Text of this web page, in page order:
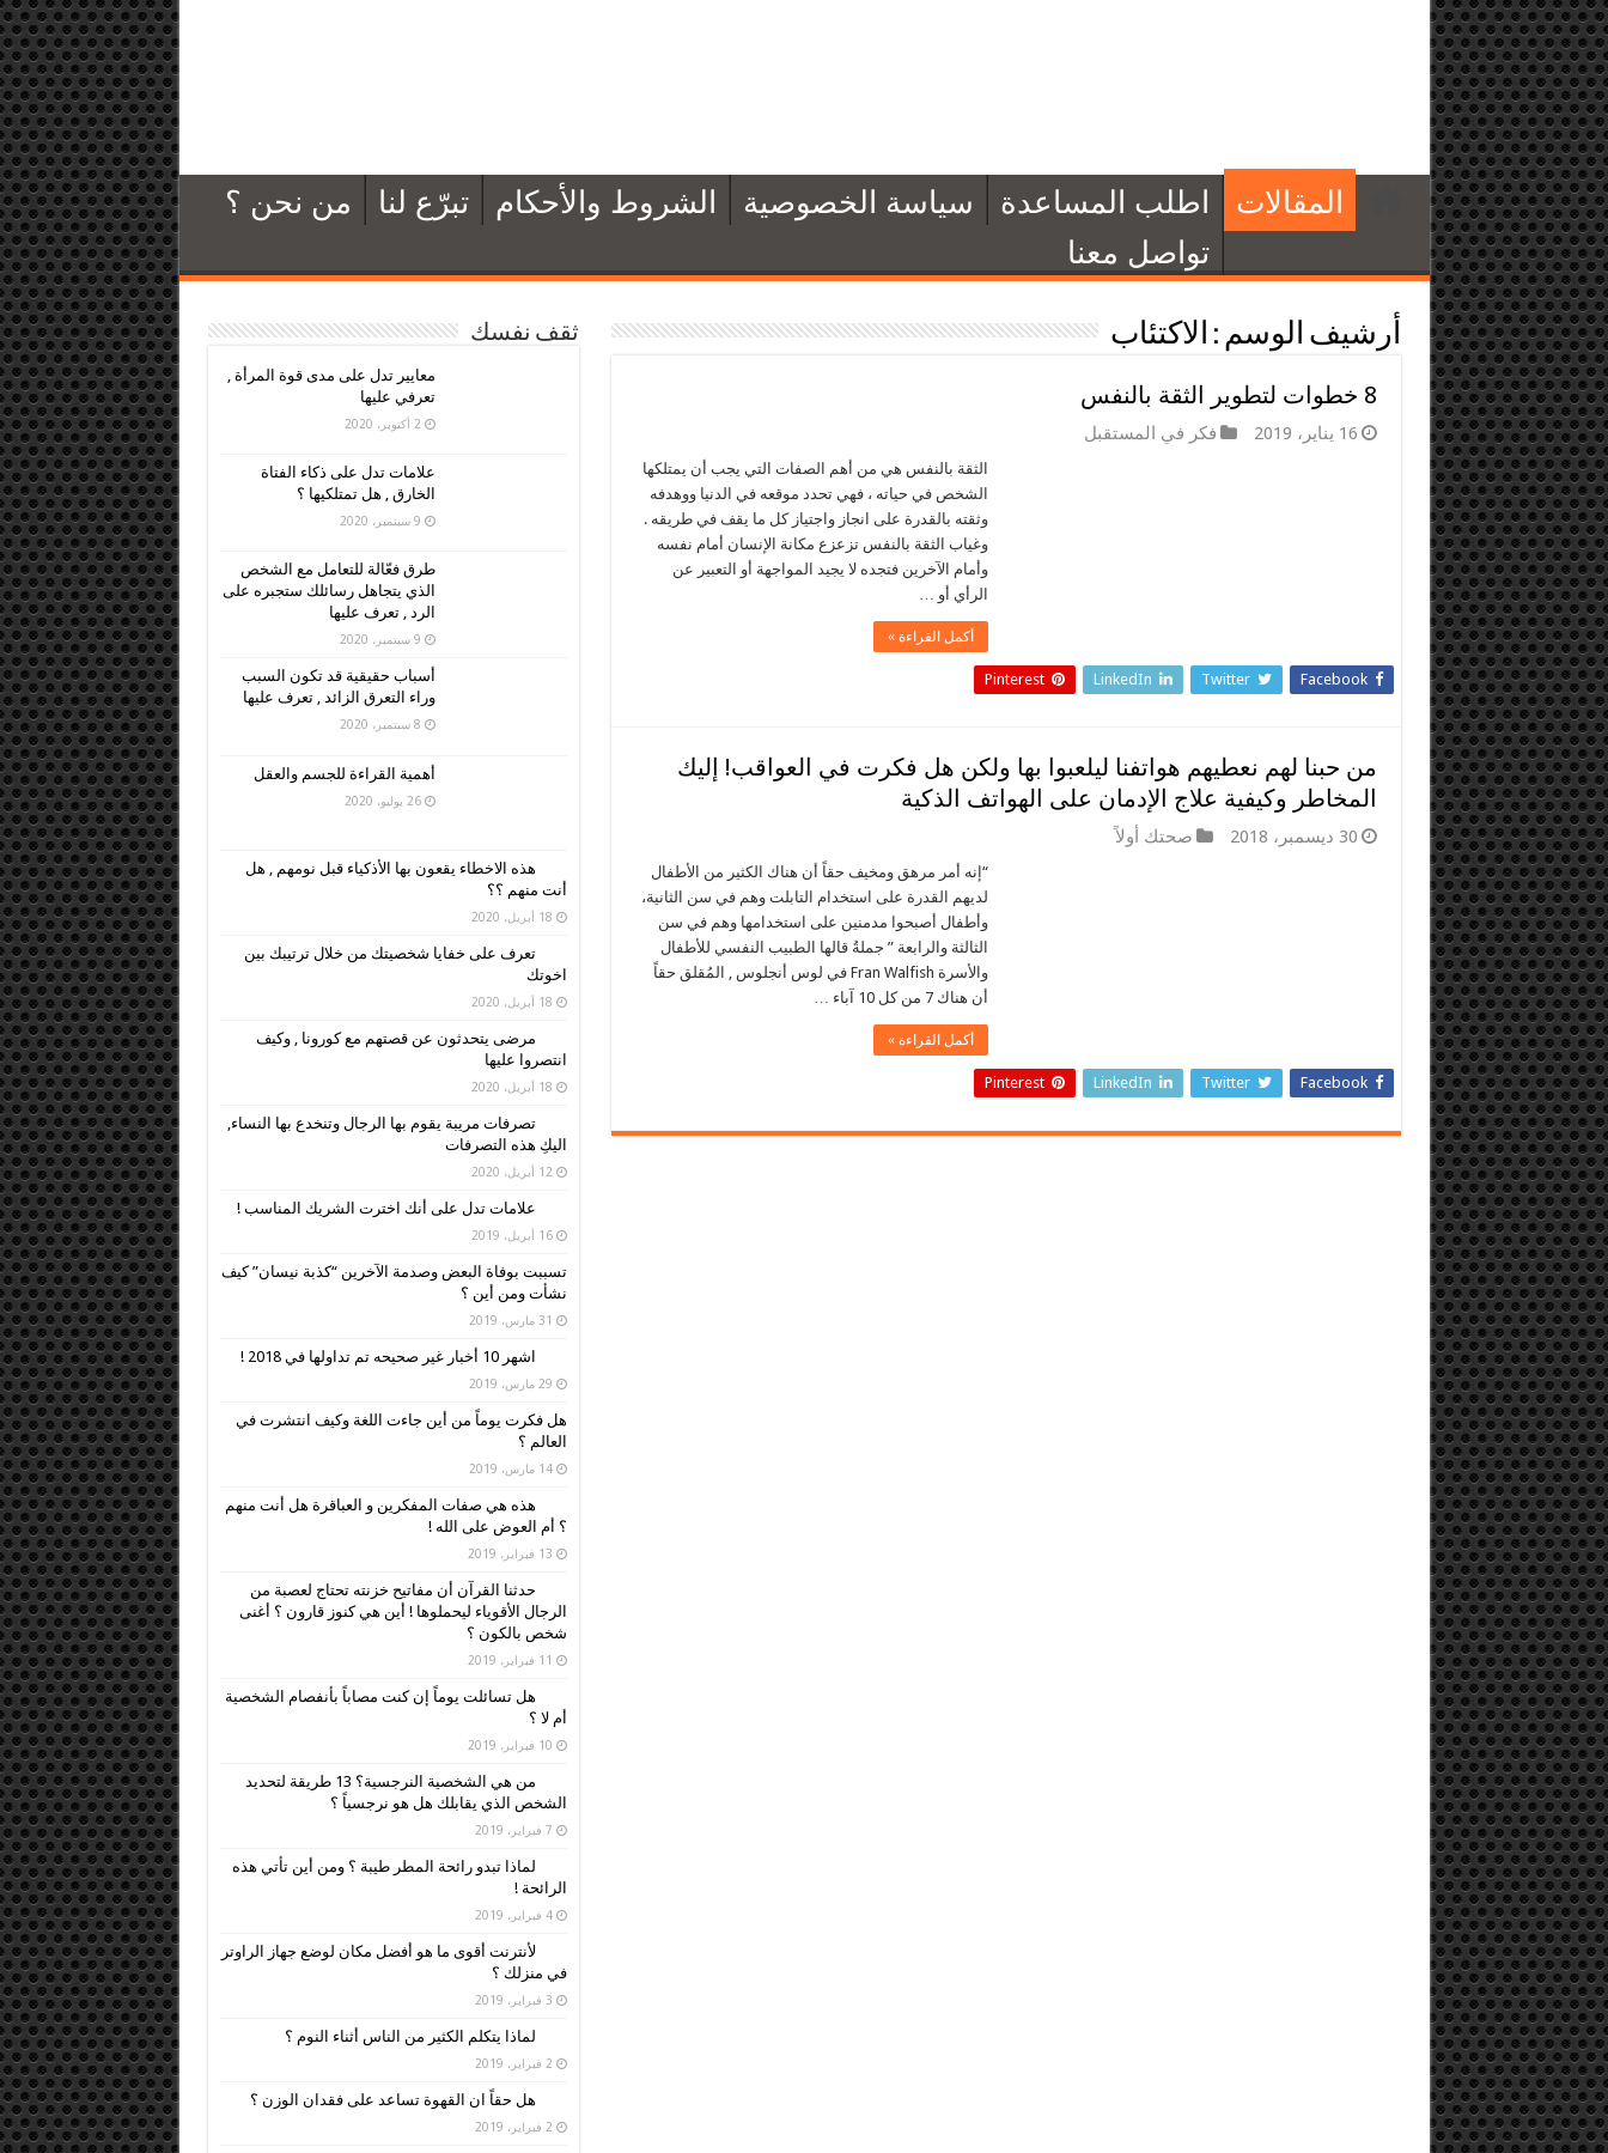
المقالات اطلب المساعدة سياسة الخصوصية الشروط والأحكام تبرّع لنا
من نحن ؟
تواصل معنا
أرشيف الوسم : الاكتئاب
8 خطوات لتطوير الثقة بالنفس
16 يناير، 2019 فكر في المستقبل
الثقة بالنفس هي من أهم الصفات التي يجب أن يمتلكها
الشخص في حياته ، فهي تحدد موقعه في الدنيا ووهدفه
وثقته بالقدرة على انجاز واجتياز كل ما يقف في طريقه .
وغياب الثقة بالنفس تزعزع مكانة الإنسان أمام نفسه
وأمام الآخرين فتجده لا يجيد المواجهة أو التعبير عن
الرأي أو …
أكمل القراءة »
Facebook
Twitter
LinkedIn
Pinterest
من حبنا لهم نعطيهم هواتفنا ليلعبوا بها ولكن هل فكرت في العواقب! إليك
المخاطر وكيفية علاج الإدمان على الهواتف الذكية
30 ديسمبر، 2018 صحتك أولاً
“إنه أمر مرهق ومخيف حقاً أن هناك الكثير من الأطفال
لديهم القدرة على استخدام التابلت وهم في سن الثانية،
وأطفال أصبحوا مدمنين على استخدامها وهم في سن
الثالثة والرابعة ” جملةُ قالها الطبيب النفسي للأطفال
والأسرة Fran Walfish في لوس أنجلوس , المُقلق حقاً
أن هناك 7 من كل 10 آباء …
أكمل القراءة »
Facebook
Twitter
LinkedIn
Pinterest
ثقف نفسك
معايير تدل على مدى قوة المرأة ,
تعرفي عليها
2 أكتوبر، 2020
علامات تدل على ذكاء الفتاة
الخارق , هل تمتلكيها ؟
9 سبتمبر، 2020
طرق فعّالة للتعامل مع الشخص
الذي يتجاهل رسائلك ستجبره على
الرد , تعرف عليها
9 سبتمبر، 2020
أسباب حقيقية قد تكون السبب
وراء التعرق الزائد , تعرف عليها
8 سبتمبر، 2020
أهمية القراءة للجسم والعقل
26 يوليو، 2020
هذه الاخطاء يقعون بها الأذكياء قبل نومهم , هل
أنت منهم ؟؟
18 أبريل، 2020
تعرف على خفايا شخصيتك من خلال ترتيبك بين
اخوتك
18 أبريل، 2020
مرضى يتحدثون عن قصتهم مع كورونا , وكيف
انتصروا عليها
18 أبريل، 2020
تصرفات مريبة يقوم بها الرجال وتنخدع بها النساء,
اليكِ هذه التصرفات
12 أبريل، 2020
علامات تدل على أنك اخترت الشريك المناسب !
16 أبريل، 2019
تسببت بوفاة البعض وصدمة الآخرين “كذبة نيسان” كيف
نشأت ومن أين ؟
31 مارس، 2019
اشهر 10 أخبار غير صحيحه تم تداولها في 2018 !
29 مارس، 2019
هل فكرت يوماً من أين جاءت اللغة وكيف انتشرت في
العالم ؟
14 مارس، 2019
هذه هي صفات المفكرين و العباقرة هل أنت منهم
؟ أم العوض على الله !
13 فبراير، 2019
حدثنا القرآن أن مفاتيح خزنته تحتاج لعصبة من
الرجال الأقوياء ليحملوها ! أين هي كنوز قارون ؟ أغنى
شخص بالكون ؟
11 فبراير، 2019
هل تسائلت يوماً إن كنت مصاباً بأنفصام الشخصية
أم لا ؟
10 فبراير، 2019
من هي الشخصية النرجسية؟ 13 طريقة لتحديد
الشخص الذي يقابلك هل هو نرجسياً ؟
7 فبراير، 2019
لماذا تبدو رائحة المطر طيبة ؟ ومن أين تأتي هذه
الرائحة !
4 فبراير، 2019
لأنترنت أقوى ما هو أفضل مكان لوضع جهاز الراوتر
في منزلك ؟
3 فبراير، 2019
لماذا يتكلم الكثير من الناس أثناء النوم ؟
2 فبراير، 2019
هل حقاً ان القهوة تساعد على فقدان الوزن ؟
2 فبراير، 2019